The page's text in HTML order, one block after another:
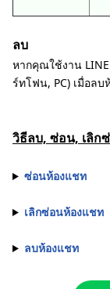
ลบ
หากคุณใช้งาน
ร์ทโฟน, PC) เมื่อล
วิธีลบ, ซ่อน, เลิก
ซ่อนห้องแชท
เลิกซ่อนห้องแชท
ลบห้องแชท